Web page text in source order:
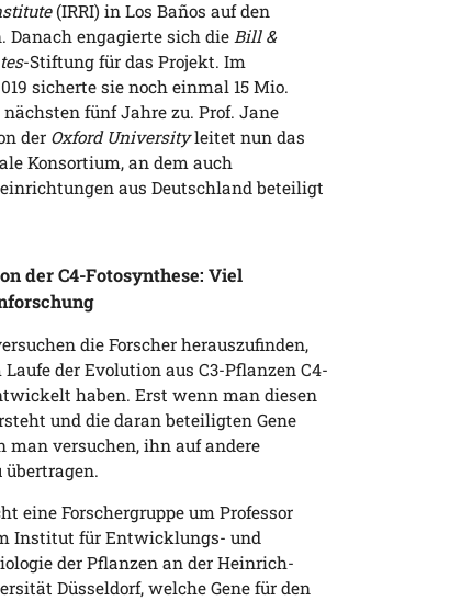
(IRRI) in Los Baños auf den
Danach engagierte sich dieBill &
-Stiftung für das Projekt. Im
sicherte sie noch einmal 15 Mio.
nächsten fünf Jahre zu. Prof. Jane
der Oxford Universityleitet nun das
Konsortium, an dem auch
aus Deutschland beteiligt
der C4-Fotosynthese: Viel
die Forscher herauszufinden,
der Evolution aus C3-Pflanzen C4-
haben. Erst wenn man diesen
und die daran beteiligten Gene
man versuchen, ihn auf andere
übertragen.
eine Forschergruppe um Professor
Institut für Entwicklungs- und
der Pflanzen an der Heinrich-
Düsseldorf, welche Gene für den